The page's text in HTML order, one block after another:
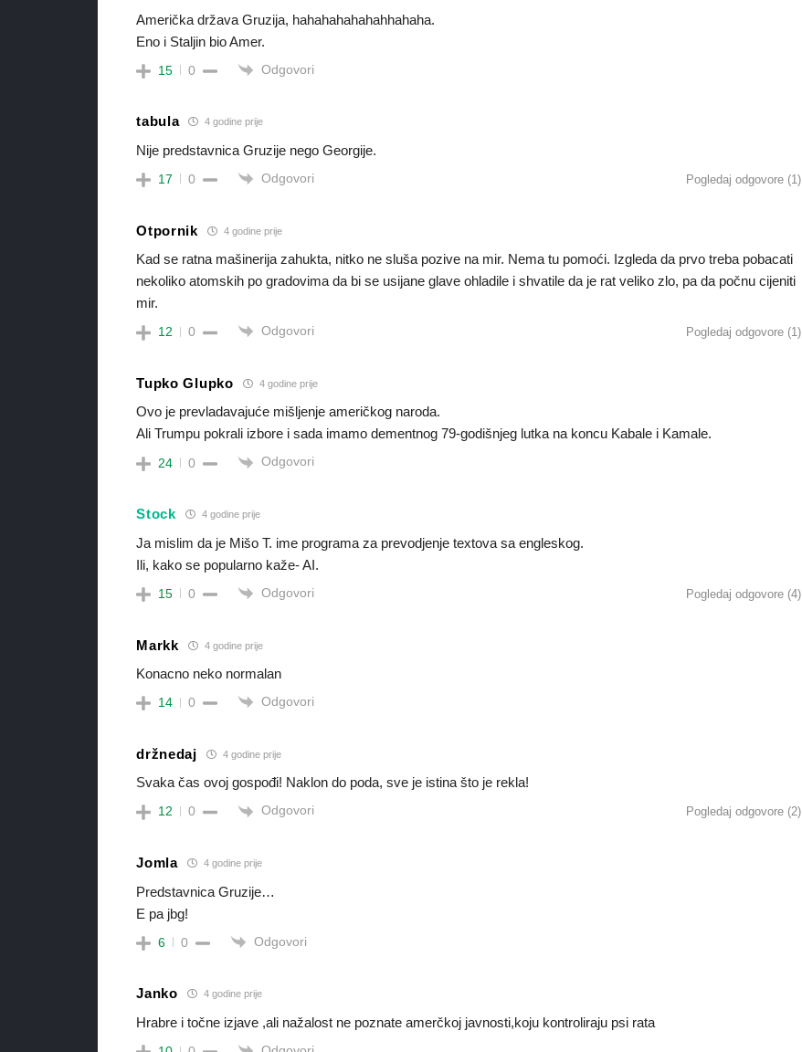
Američka država Gruzija, hahahahahahahhahaha.
Eno i Staljin bio Amer.
15 0 Odgovori
tabula 4 godine prije
Nije predstavnica Gruzije nego Georgije.
17 0 Odgovori Pogledaj odgovore (1)
Otpornik 4 godine prije
Kad se ratna mašinerija zahukta, nitko ne sluša pozive na mir. Nema tu pomoći. Izgleda da prvo treba pobacati
nekoliko atomskih po gradovima da bi se usijane glave ohladile i shvatile da je rat veliko zlo, pa da počnu cijeniti
mir.
12 0 Odgovori Pogledaj odgovore (1)
Tupko Glupko 4 godine prije
Ovo je prevladavajuće mišljenje američkog naroda.
Ali Trumpu pokrali izbore i sada imamo dementnog 79-godišnjeg lutka na koncu Kabale i Kamale.
24 0 Odgovori
Stock 4 godine prije
Ja mislim da je Mišo T. ime programa za prevodjenje textova sa engleskog.
Ili, kako se popularno kaže- AI.
15 0 Odgovori Pogledaj odgovore (4)
Markk 4 godine prije
Konacno neko normalan
14 0 Odgovori
držnedaj 4 godine prije
Svaka čas ovoj gospođi! Naklon do poda, sve je istina što je rekla!
12 0 Odgovori Pogledaj odgovore (2)
Jomla 4 godine prije
Predstavnica Gruzije…
E pa jbg!
6 0 Odgovori
Janko 4 godine prije
Hrabre i točne izjave ,ali nažalost ne poznate amerčkoj javnosti,koju kontroliraju psi rata